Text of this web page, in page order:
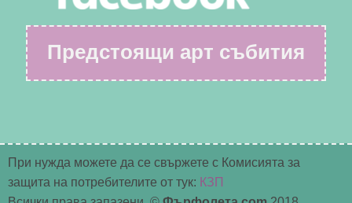
Предстоящи арт събития
При нужда можете да се свържете с Комисията за
защита на потребителите от тук: КЗП